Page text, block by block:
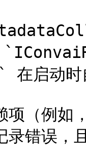
启动时
项（例
录错误，